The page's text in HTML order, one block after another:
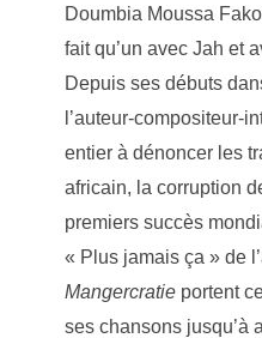
Doumbia Moussa
fait qu’un avec Jah et
Depuis ses débuts
l’auteur-compositeur-
entier à dénoncer les
africain, la corruption
premiers succès
« Plus jamais ça » de
Mangercratie portent
ses chansons jusqu’à